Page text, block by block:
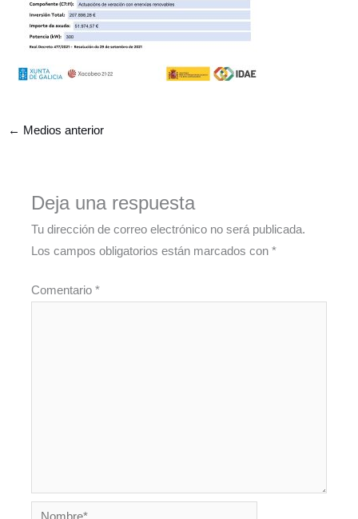
← Medios anterior
Deja una respuesta
Tu dirección de correo electrónico no será publicada.
Los campos obligatorios están marcados con*
Comentario*
Nombre*